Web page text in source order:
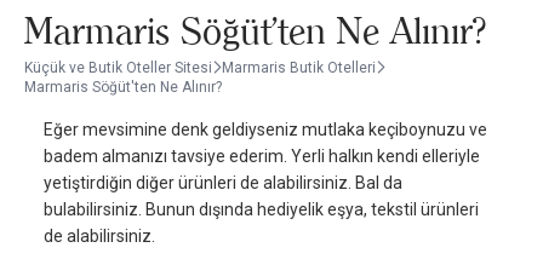
Marmaris Söğüt'ten Ne Alınır?
Küçük ve Butik Oteller Sitesi
Marmaris Butik Otelleri
Marmaris Söğüt'ten Ne Alınır?
Eğer mevsimine denk geldiyseniz mutlaka keçiboynuzu ve
badem almanızı tavsiye ederim. Yerli halkın kendi elleriyle
yetiştirdiğin diğer ürünleri de alabilirsiniz. Bal da
bulabilirsiniz. Bunun dışında hediyelik eşya, tekstil ürünleri
de alabilirsiniz.